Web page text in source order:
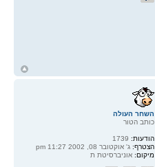
השחר העולה
כותב הטור
הודעות:1739
הצטרף:ג' אוקטובר 08, 2002 11:27 pm
מיקום:אוניברסיטת ת